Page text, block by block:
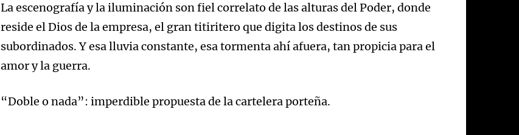
La escenografía y la iluminación son fiel correlato de las alturas del Poder, donde
reside el Dios de la empresa, el gran titiritero que digita los destinos de sus
subordinados. Y esa lluvia constante, esa tormenta ahí afuera, tan propicia para el
amor y la guerra.
“Doble o nada”: imperdible propuesta de la cartelera porteña.